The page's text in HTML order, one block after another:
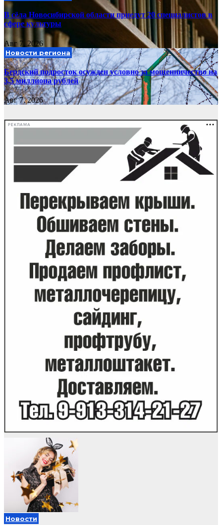
В сёла Новосибирской области приедут 20 специалистов в
сфере культуры
Авг 7, 2026
Новости региона
Бердский подросток осужден условно за мошенничество на
3,5 миллиона рублей
Авг 7, 2026
РЕКЛАМА
Новости